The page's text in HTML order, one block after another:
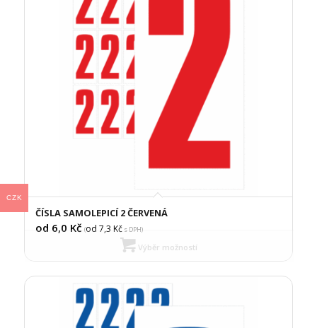
ČÍSLA SAMOLEPICÍ 2 ČERVENÁ
od 6,0 Kč (od 7,3 Kčs DPH)
Výběr možností
CZK